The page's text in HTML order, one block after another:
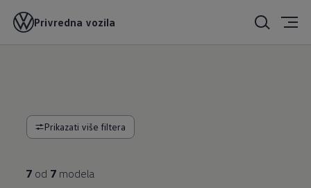
Privredna vozila
Prikazati više filtera
7 od 7 modela